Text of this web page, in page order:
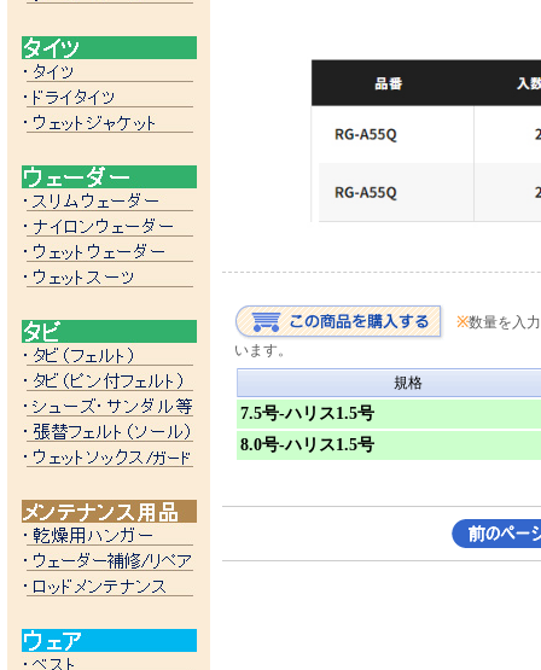
※数量を入
います。
規格
7.5号-ハリス1.5号
8.0号-ハリス1.5号